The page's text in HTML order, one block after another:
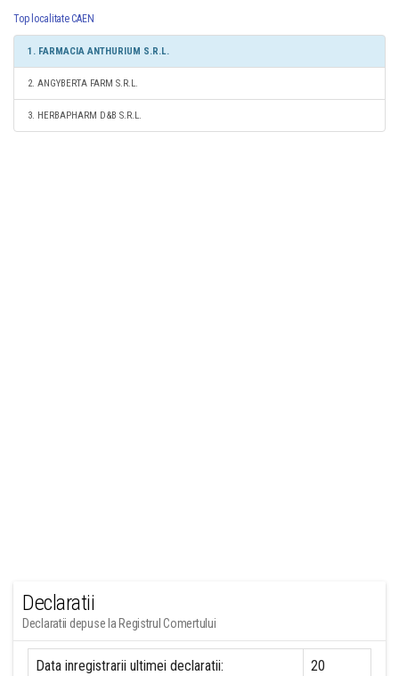
Top localitate CAEN
1. FARMACIA ANTHURIUM S.R.L.
2. ANGYBERTA FARM S.R.L.
3. HERBAPHARM D&B S.R.L.
Declaratii
Declaratii depuse la Registrul Comertului
Data inregistrarii ultimei declaratii:
20